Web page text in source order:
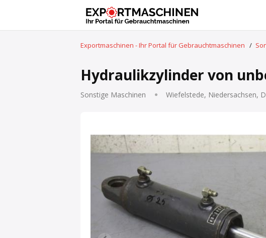
Exportmaschinen - Ihr Portal für Gebrauchtmaschinen /
Hydraulikzylinder von
Sonstige Maschinen Wiefelstede, Niedersachsen,